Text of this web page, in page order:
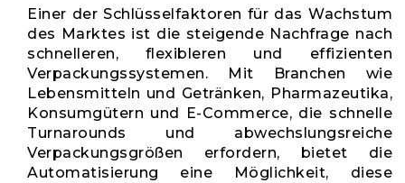
Einer der Schlüsselfaktoren für das Wachstum
des Marktes ist die steigende Nachfrage nach
schnelleren, flexibleren und effizienten
Verpackungssystemen. Mit Branchen wie
Lebensmitteln und Getränken, Pharmazeutika,
Konsumgütern und E-Commerce, die schnelle
Turnarounds und abwechslungsreiche
Verpackungsgrößen erfordern, bietet die
Automatisierung eine Möglichkeit, diese